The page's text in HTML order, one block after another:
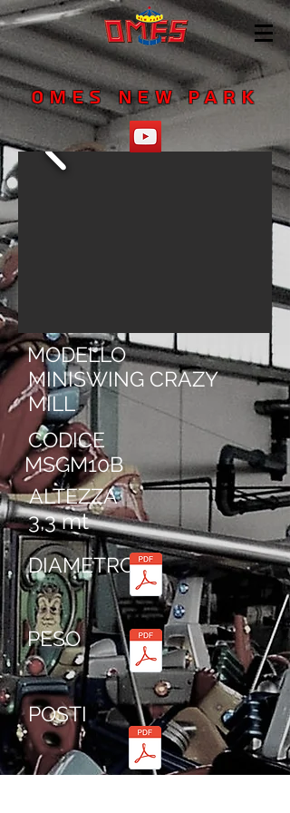
OMES NEW PARK
MODELLO
MINISWING CRAZY
MILL
CODICE
MSGM10B
ALTEZZA
3,3 mt
DIAMETRO
PESO
POSTI